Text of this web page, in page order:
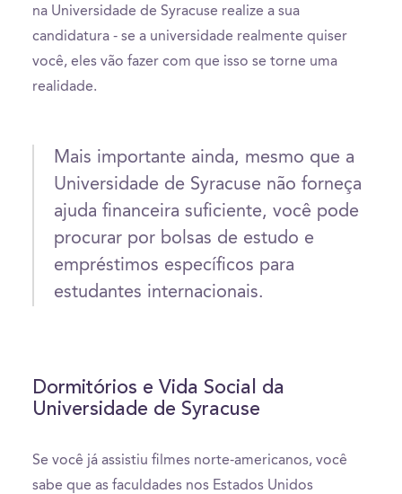
na Universidade de Syracuse realize a sua
candidatura - se a universidade realmente quiser
você, eles vão fazer com que isso se torne uma
realidade.
Mais importante ainda, mesmo que a
Universidade de Syracuse não forneça
ajuda financeira suficiente, você pode
procurar por bolsas de estudo e
empréstimos específicos para
estudantes internacionais.
Dormitórios e Vida Social da
Universidade de Syracuse
Se você já assistiu filmes norte-americanos, você
sabe que as faculdades nos Estados Unidos